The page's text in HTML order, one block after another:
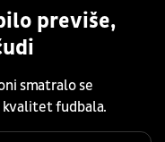
previše,
smatralo se
kvalitet fudbala.